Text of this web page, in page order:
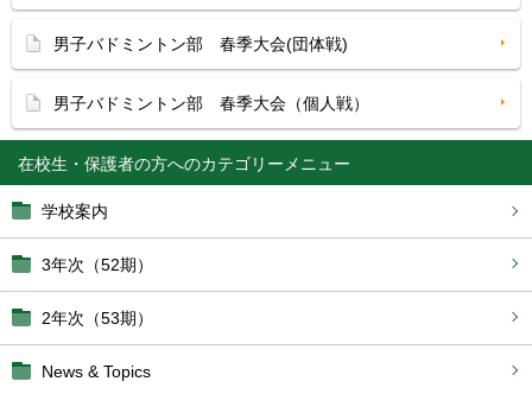
在校生・保護者の方へ
学校案内
3年次（52期）
2年次（53期）
News & Topics
男子バドミントン部 春季大会(団体戦)
男子バドミントン部 春季大会（個人戦）